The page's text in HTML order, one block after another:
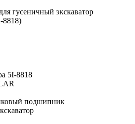
гусеничный экскаватор
8818)
5I-8818
подшипник